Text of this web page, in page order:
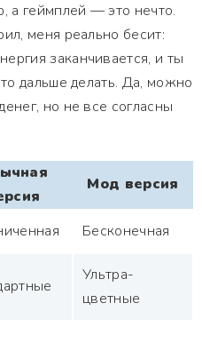
а геймплей — это нечто.
меня реально бесит:
заканчивается, и ты
дальше делать. Да, можно
но не все согласны
Мод версия
Бесконечная
Ультра-
цветные